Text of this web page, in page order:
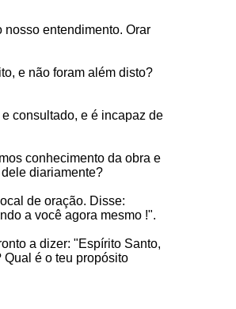
entendimento. Orar
e não foram além disto?
consultado, e é incapaz de
conhecimento da obra e
diariamente?
de oração. Disse:
a você agora mesmo !".
a dizer: "Espírito Santo,
é o teu propósito